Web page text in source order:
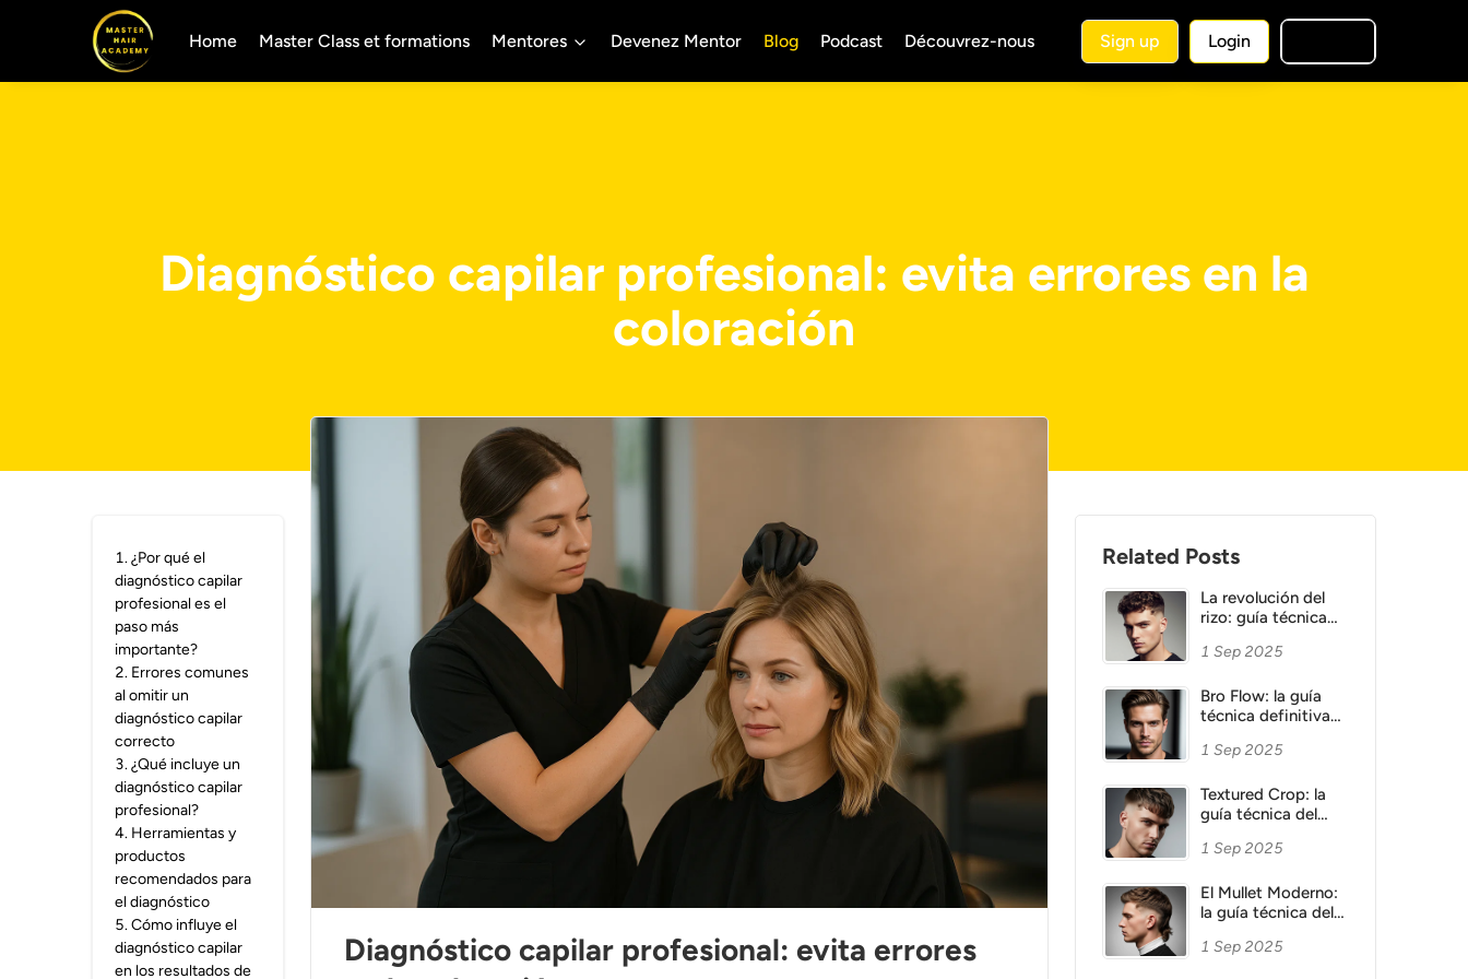
Home Master Class et formations Mentores Devenez Mentor Blog Podcast Découvrez-nous Sign up Login
Diagnóstico capilar profesional: evita errores en la
coloración
1.¿Por qué el
diagnóstico capilar
profesional es el
paso más
importante?
2. Errores comunes
al omitir un
diagnóstico capilar
correcto
3.¿Qué incluye un
diagnóstico capilar
profesional?
4. Herramientas y
productos
recomendados para
el diagnóstico
5.Cómo influye el
diagnóstico capilar
en los resultados de
Diagnóstico capilar profesional: evita errores
Related Posts
La revolución del
rizo: guía técnica
textura natural en
1 Sep 2025
Bro Flow: la guía
técnica definitiva
que redefine la
máquina a la tijera,
el arte de esculpir
sofisticado.
1 Sep 2025
Textured Crop: la
guía técnica del
que define la
1 Sep 2025
El Mullet Moderno:
la guía técnica del
barbería
1 Sep 2025